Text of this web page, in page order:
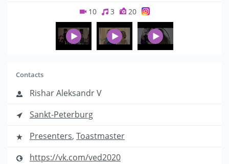
10 3 20
Contacts
Rishar Aleksandr V
Sankt-Peterburg
Presenters, Toastmaster
https://vk.com/ved2020